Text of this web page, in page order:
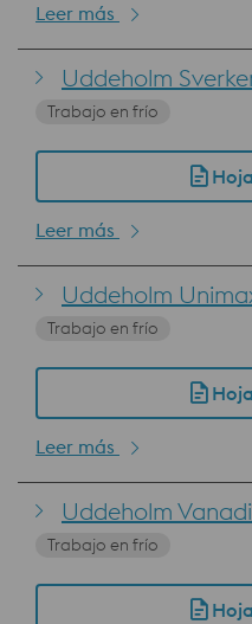
Leer más
Uddeholm
Trabajo en frío
Leer más
Uddeholm
Trabajo en frío
Leer más
Uddeholm
Trabajo en frío